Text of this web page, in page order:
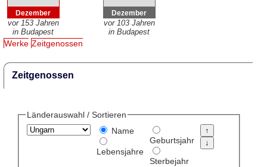
Dezember
vor 153 Jahren
in Budapest
Dezember
vor 103 Jahren
in Budapest
Werke Zeitgenossen
Zeitgenossen
Länderauswahl / Sortieren
Name
Lebensjahre
Geburtsjahr
Sterbejahr